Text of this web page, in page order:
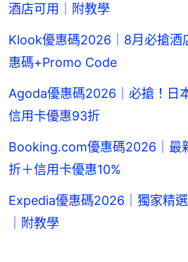
酒店可用｜附教學
Klook優惠碼2026｜8月必搶酒
惠碼+Promo Code
Agoda優惠碼2026｜必搶！日
信用卡優惠93折
Booking.com優惠碼2026｜最
折＋信用卡優惠10%
Expedia優惠碼2026｜獨家精
｜附教學